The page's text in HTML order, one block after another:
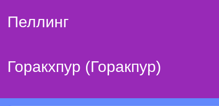
Пеллинг
Горакхпур (Горакпур)